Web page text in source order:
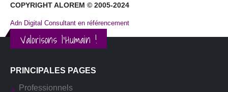
COPYRIGHT ALOREM © 2005-2024
Adn Digital Consultant en référencement
Valorisons l'Humain !
PRINCIPALES PAGES
Professionnels